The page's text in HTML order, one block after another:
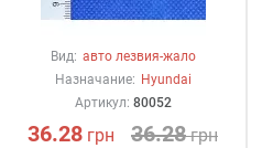
Вид: авто лезвия-жало
Назначание: Hyundai
Артикул: 80052
36.28 грн 36.28грн